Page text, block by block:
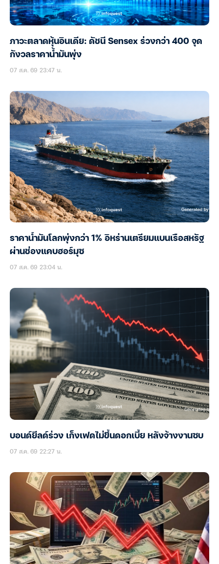
ภาวะตลาดหุ้นอินเดีย: ดัชนี Sensex ร่วงกว่า 400 จุด
กังวลราคาน้ำมันพุ่ง
07 ส.ค. 69 23:47 น.
ราคาน้ำมันโลกพุ่งกว่า 1% อิหร่านเตรียมแบนเรือสหรัฐ
ผ่านช่องแคบฮอร์มุซ
07 ส.ค. 69 23:04 น.
บอนด์ยีลด์ร่วง เก็งเฟดไม่ขึ้นดอกเบี้ย หลังจ้างงานซบ
07 ส.ค. 69 22:27 น.